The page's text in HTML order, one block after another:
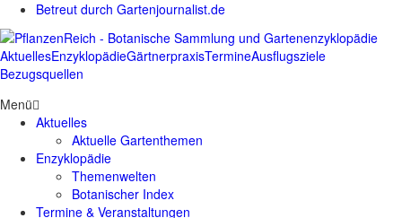
Betreut durch Gartenjournalist.de
AktuellesEnzyklopädieGärtnerpraxisTermineAusflugsziele
Bezugsquellen
Menü
Aktuelles
Aktuelle Gartenthemen
Enzyklopädie
Themenwelten
Botanischer Index
Termine & Veranstaltungen